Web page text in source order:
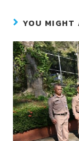
b
o
o
k
YOU MIGHT